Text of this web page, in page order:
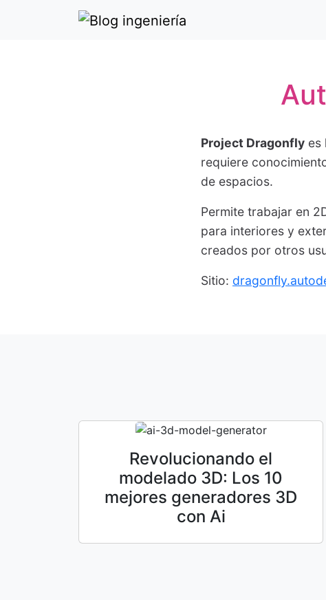
Project Dragonfly es
requiere
de espacios.
Permite trabajar en
para interiores y
creados por otros
Sitio:
Revolucionando el
modelado 3D: Los 10
mejores generadores 3D
con Ai